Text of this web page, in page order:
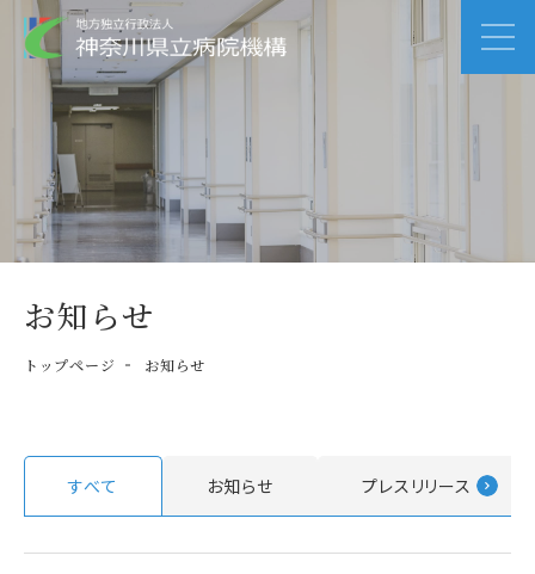
お知らせ
トップページ お知らせ
すべて お知らせ プレスリリース